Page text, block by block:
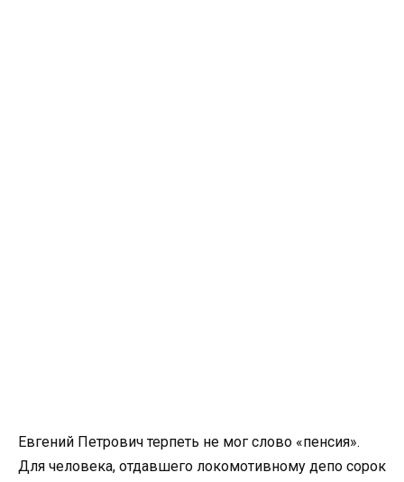
Евгений Петрович терпеть не мог слово «пенсия».
Для человека, отдавшего локомотивному депо сорок